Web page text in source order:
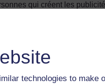
technologies to make
qui créent les
également des tailles
remarquent certains mots
étaient impatients de
d’agir d'une
enseignants